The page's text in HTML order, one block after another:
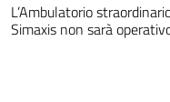
L’Ambulatorio
Simaxis non sarà